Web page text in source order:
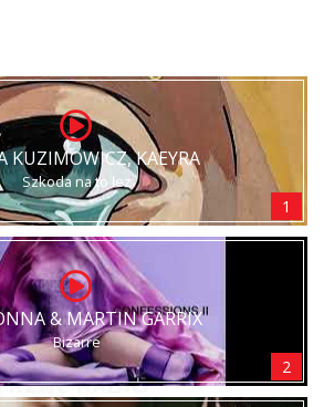
KUZIMOWICZ, KAEYRA
Szkoda na to łez
1
& MARTIN GARRIX
Bizarre
2